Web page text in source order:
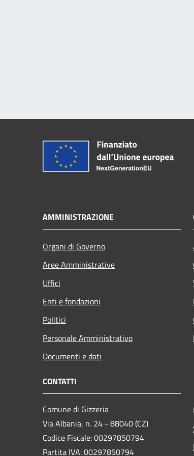
AMMINISTRAZIONE
Organi di Governo
Aree Amministrative
Uffici
Enti e fondazioni
Politici
Personale Amministrativo
Documenti e dati
CONTATTI
Comune di Gizzeria
Via Albania, n. 24 - 88040 (CZ)
Codice Fiscale: 00297850794
Partita IVA: 00297850794